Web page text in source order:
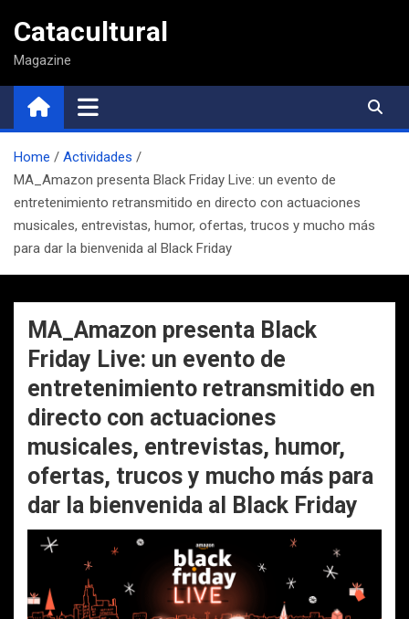
contenido
Catacultural
Magazine
Home
Actividades
MA_Amazon presenta Black Friday Live: un evento de
entretenimiento retransmitido en directo con actuaciones
musicales, entrevistas, humor, ofertas, trucos y mucho más
para dar la bienvenida al Black Friday
MA_Amazon presenta Black
Friday Live: un evento de
entretenimiento retransmitido en
directo con actuaciones
musicales, entrevistas, humor,
ofertas, trucos y mucho más para
dar la bienvenida al Black Friday